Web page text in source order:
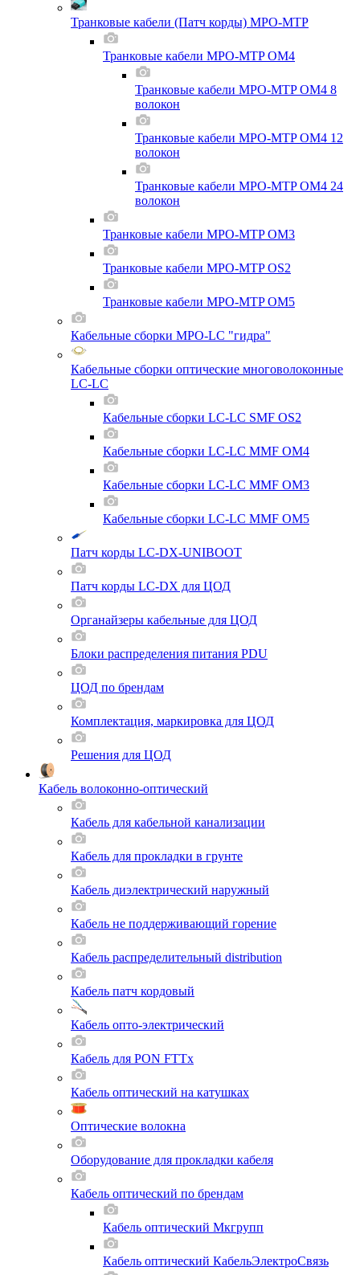
Транковые кабели (Патч корды) MPO-MTP
Транковые кабели MPO-MTP OM4
Транковые кабели MPO-MTP OM4 8
волокон
Транковые кабели MPO-MTP OM4 12
волокон
Транковые кабели MPO-MTP OM4 24
волокон
Транковые кабели MPO-MTP OM3
Транковые кабели MPO-MTP OS2
Транковые кабели MPO-MTP OM5
Кабельные сборки MPO-LC "гидра"
Кабельные сборки оптические многоволоконные
LC-LC
Кабельные сборки LC-LC SMF OS2
Кабельные сборки LC-LC MMF OM4
Кабельные сборки LC-LC MMF OM3
Кабельные сборки LC-LC MMF OM5
Патч корды LC-DX-UNIBOOT
Патч корды LC-DX для ЦОД
Органайзеры кабельные для ЦОД
Блоки распределения питания PDU
ЦОД по брендам
Комплектация, маркировка для ЦОД
Решения для ЦОД
Кабель волоконно-оптический
Кабель для кабельной канализации
Кабель для прокладки в грунте
Кабель диэлектрический наружный
Кабель не поддерживающий горение
Кабель распределительный distribution
Кабель патч кордовый
Кабель опто-электрический
Кабель для PON FTTx
Кабель оптический на катушках
Оптические волокна
Оборудование для прокладки кабеля
Кабель оптический по брендам
Кабель оптический Мкгрупп
Кабель оптический КабельЭлектроСвязь